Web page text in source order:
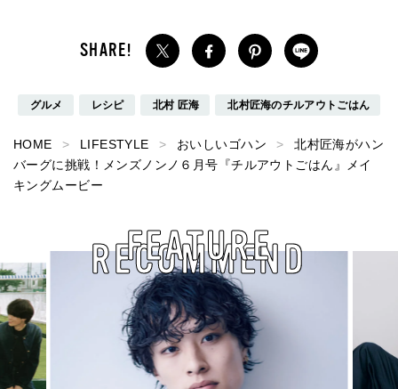
グルメ レシピ 北村 匠海 北村匠海のチルアウトごはん
HOME LIFESTYLE おいしいゴハン
北村匠海がハン
バーグに挑戦！メンズノンノ６月号『チルアウトごはん』メイ
キングムービー
RECOMMEND
FEATURE